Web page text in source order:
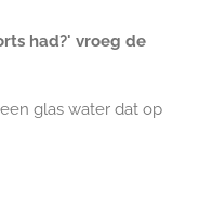
had?' vroeg de
glas water dat op